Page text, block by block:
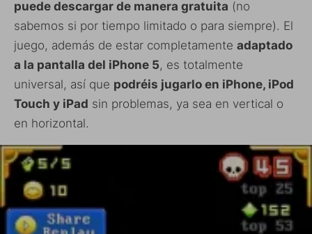
puede descargar de manera gratuita (no
sabemos si por tiempo limitado o para siempre). El
juego, además de estar completamente adaptado
a la pantalla del iPhone 5, es totalmente
universal, así que podréis jugarlo en iPhone, iPod
Touch y iPad sin problemas, ya sea en vertical o
en horizontal.